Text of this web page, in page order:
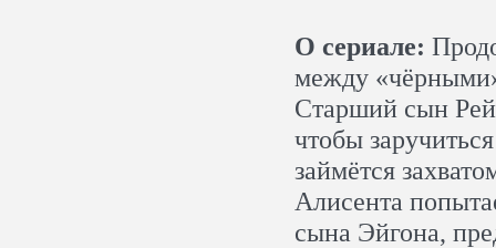
О сериале:
между
Старший сын
чтобы
займётся
Алисента
сына Эйгона,